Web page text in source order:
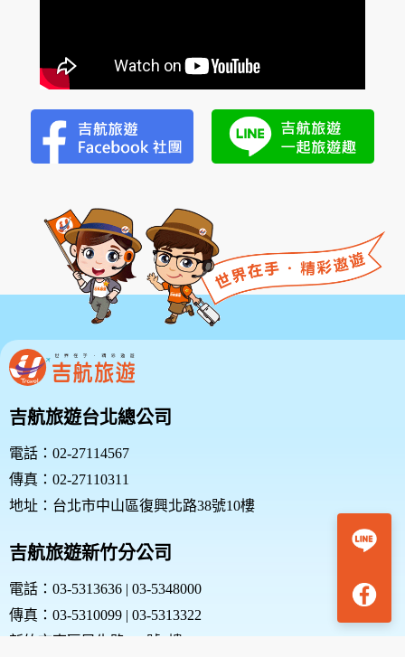
吉航旅遊台北總公司
電話：02-27114567
傳真：02-27110311
地址：台北市中山區復興北路38號10樓
吉航旅遊新竹分公司
電話：03-5313636 | 03-5348000
傳真：03-5310099 | 03-5313322
新竹市東區民生路187號1樓